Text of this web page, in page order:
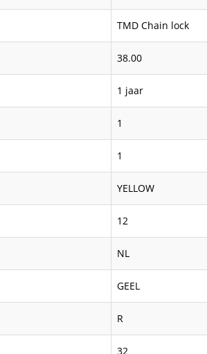
TMD Chain lock
38.00
1 jaar
1
1
YELLOW
12
NL
GEEL
R
32